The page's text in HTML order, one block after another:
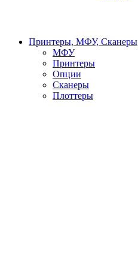
Принтеры, МФУ, Сканеры
МФУ
Принтеры
Опции
Сканеры
Плоттеры